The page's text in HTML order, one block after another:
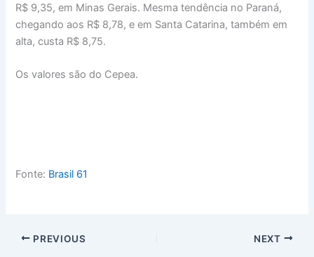
R$ 9,35, em Minas Gerais. Mesma tendência no Paraná,
chegando aos R$ 8,78, e em Santa Catarina, também em
alta, custa R$ 8,75.
Os valores são do Cepea.
Fonte: Brasil 61
PREVIOUS NEXT